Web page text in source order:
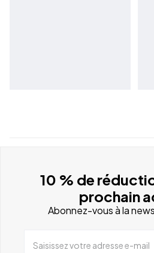
10 % de
prochain
Abonnez-vous à la
Saisissez votre adresse e-mail